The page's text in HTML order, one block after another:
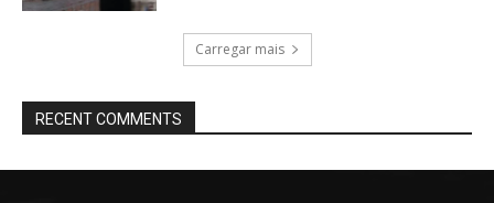
Carregar mais
RECENT COMMENTS